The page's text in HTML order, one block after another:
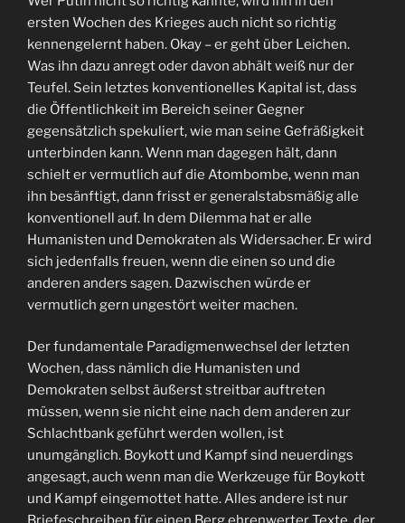
ersten Wochen des Krieges auch nicht so richtig
kennengelernt haben. Okay – er geht über Leichen.
Was ihn dazu anregt oder davon abhält weiß nur der
Teufel. Sein letztes konventionelles Kapital ist, dass
die Öffentlichkeit im Bereich seiner Gegner
gegensätzlich spekuliert, wie man seine Gefräßigkeit
unterbinden kann. Wenn man dagegen hält, dann
schielt er vermutlich auf die Atombombe, wenn man
ihn besänftigt, dann frisst er generalstabsmäßig alle
konventionell auf. In dem Dilemma hat er alle
Humanisten und Demokraten als Widersacher. Er wird
sich jedenfalls freuen, wenn die einen so und die
anderen anders sagen. Dazwischen würde er
vermutlich gern ungestört weiter machen.
Der fundamentale Paradigmenwechsel der letzten
Wochen, dass nämlich die Humanisten und
Demokraten selbst äußerst streitbar auftreten
müssen, wenn sie nicht eine nach dem anderen zur
Schlachtbank geführt werden wollen, ist
unumgänglich. Boykott und Kampf sind neuerdings
angesagt, auch wenn man die Werkzeuge für Boykott
und Kampf eingemottet hatte. Alles andere ist nur